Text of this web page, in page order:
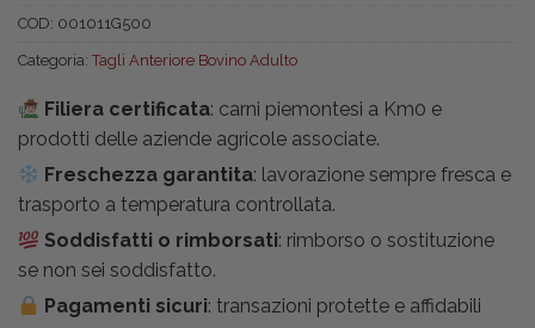
COD: 001011G500
Categoria: Tagli Anteriore Bovino Adulto
Filiera certificata: carni piemontesi a Km0 e
prodotti delle aziende agricole associate.
Freschezza garantita: lavorazione sempre fresca e
trasporto a temperatura controllata.
Soddisfatti o rimborsati: rimborso o sostituzione
se non sei soddisfatto.
Pagamenti sicuri: transazioni protette e affidabili